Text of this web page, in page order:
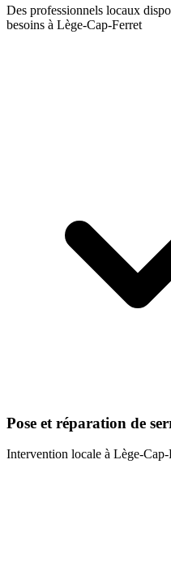
Des professionnels locaux
besoins à Lège-Cap-Ferret
Pose et réparation de
Intervention locale à Lège-Cap-